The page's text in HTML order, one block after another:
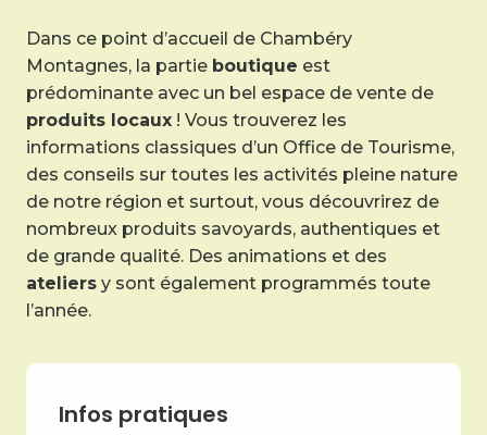
Dans ce point d’accueil de Chambéry
Montagnes, la partie boutique est
prédominante avec un bel espace de vente de
produits locaux ! Vous trouverez les
informations classiques d’un Office de Tourisme,
des conseils sur toutes les activités pleine nature
de notre région et surtout, vous découvrirez de
nombreux produits savoyards, authentiques et
de grande qualité. Des animations et des
ateliers y sont également programmés toute
l’année.
Infos pratiques